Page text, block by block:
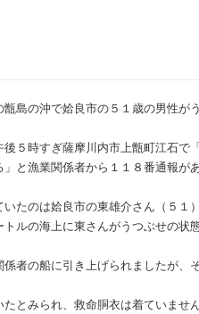
島の沖で姶良市の５１歳の男性が
５時すぎ薩摩川内市上甑町江石
と漁業関係者から１１８番通報があ
たのは姶良市の東雄介さん（５
ルの海上に東さんがうつぶせの状
者の船に引き上げられましたが、
とみられ、救命胴衣は着ていません